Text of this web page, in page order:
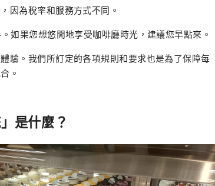
因為稅率和服務方式不同。
如果您想悠閒地享受咖啡廳時光，建議您早點來。
驗。我們所訂定的各項規則和要求也是為了保障每
。
是什麼？